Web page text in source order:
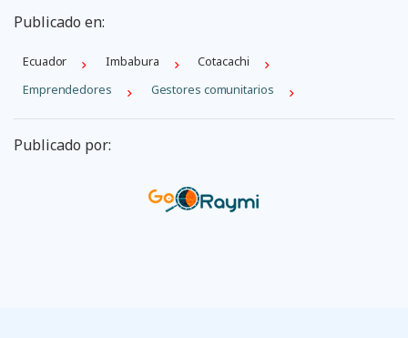
Publicado en:
Ecuador Imbabura
Cotacachi
Emprendedores
Gestores comunitarios
Publicado por: